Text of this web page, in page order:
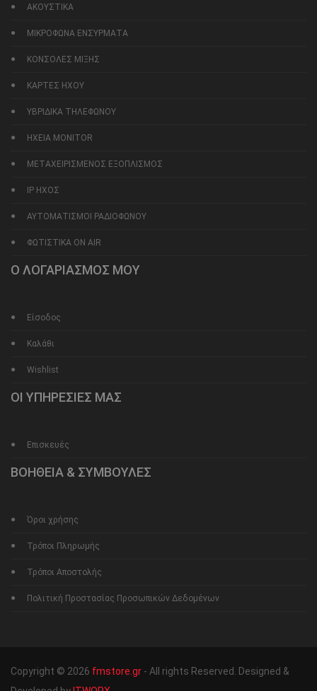
ΑΚΟΥΣΤΙΚΑ
ΜΙΚΡΟΦΩΝΑ ΕΝΣΥΡΜΑΤΑ
ΚΟΝΣΟΛΕΣ ΜΙΞΗΣ
ΚΑΡΤΕΣ ΗΧΟΥ
ΥΒΡΙΔΙΚΑ ΤΗΛΕΦΩΝΟΥ
ΗΧΕΙΑ MONITOR
ΜΕΤΑΧΕΙΡΙΣΜΕΝΟΣ ΕΞΟΠΛΙΣΜΟΣ
IP ΗΧΟΣ
ΑΥΤΟΜΑΤΙΣΜΟΙ ΡΑΔΙΟΦΩΝΟΥ
ΦΩΤΙΣΤΙΚΑ ON AIR
Ο ΛΟΓΑΡΙΑΣΜΟΣ ΜΟΥ
Είσοδος
Καλάθι
Wishlist
ΟΙ ΥΠΗΡΕΣΙΕΣ ΜΑΣ
Επισκευές
ΒΟΗΘΕΙΑ & ΣΥΜΒΟΥΛΕΣ
Όροι χρήσης
Τρόποι Πληρωμής
Τρόποι Αποστολής
Πολιτική Προστασίας Προσωπικών Δεδομένων
Copyright © 2026 fmstore.gr - All rights Reserved. Designed &